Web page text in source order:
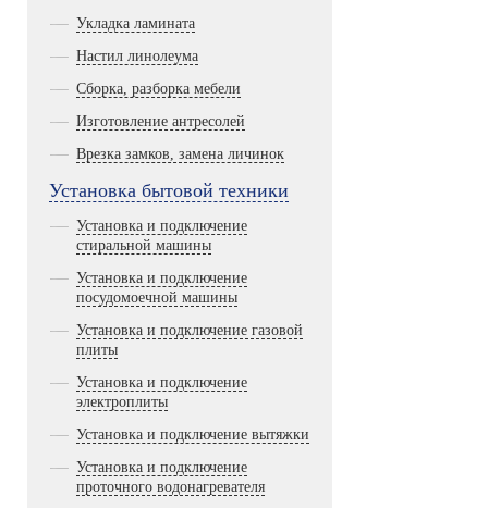
Укладка ламината
Настил линолеума
Сборка, разборка мебели
Изготовление антресолей
Врезка замков, замена личинок
Установка бытовой техники
Установка и подключение
стиральной машины
Установка и подключение
посудомоечной машины
Установка и подключение газовой
плиты
Установка и подключение
электроплиты
Установка и подключение вытяжки
Установка и подключение
проточного водонагревателя